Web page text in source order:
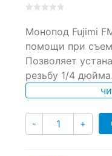
out
on
customer
ratings
Монопод Fujimi
помощи при
Позволяет
резьбу 1/4 дюйма.
- Количество
+